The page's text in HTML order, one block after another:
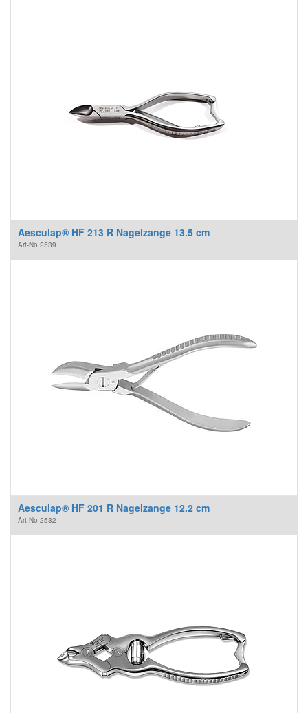
Aesculap® HF 213 R Nagelzange 13.5 cm
Art-No 2539
Aesculap® HF 201 R Nagelzange 12.2 cm
Art-No 2532